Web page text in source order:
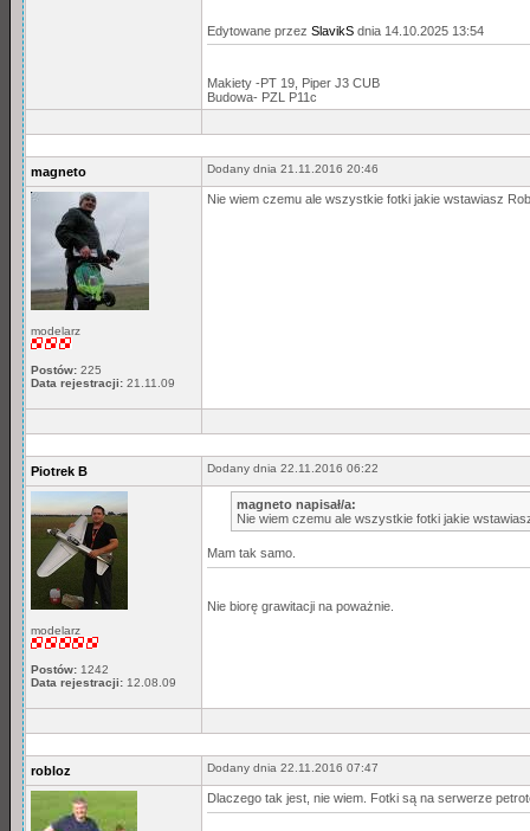
Edytowane przez SlavikS dnia 14.10.2025 13:54
Makiety -PT 19, Piper J3 CUB
Budowa- PZL P11c
magneto Dodany dnia 21.11.2016 20:46
modelarz
Postów: 225
Data rejestracji: 21.11.09
Nie wiem czemu ale wszystkie fotki jakie wstawiasz
Piotrek B Dodany dnia 22.11.2016 06:22
modelarz
Postów: 1242
Data rejestracji: 12.08.09
magneto napisał/a:
Nie wiem czemu ale wszystkie fotki jakie
Mam tak samo.
Nie biorę grawitacji na poważnie.
robloz Dodany dnia 22.11.2016 07:47
Dlaczego tak jest, nie wiem. Fotki są na serwerze